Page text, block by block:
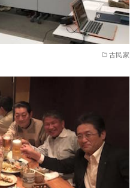
古民家